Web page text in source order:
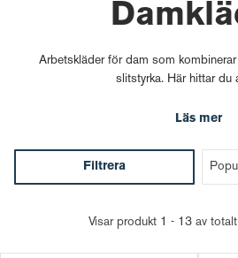
Arbetskläder för dam som
slitstyrka. Här hittar du
Läs mer
Filtrera
Visar produkt 1 - 13 av